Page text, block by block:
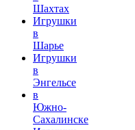
Шахтах
Игрушки
в
Шарье
Игрушки
в
Энгельсе
в
Южно-
Сахалинске